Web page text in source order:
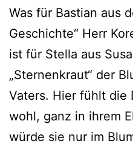
Was für Bastian aus
Geschichte“ Herr
ist für Stella aus
„Sternenkraut“ der
Vaters. Hier fühlt die
wohl, ganz in ihrem
wür­de sie nur im